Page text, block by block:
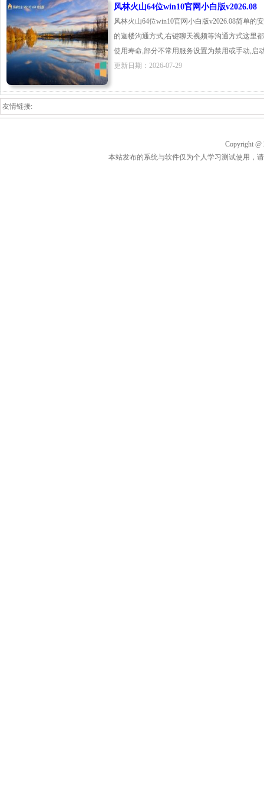
风林火山64位win10官网小白版v2026.08
风林火山64位win10官网小白版v2026.08简单的
的迦楼沟通方式,右键聊天视频等沟通方式这里
使用寿命,部分不常用服务设置为禁用或手动,启
更新日期：2026-07-29
友情链接:
Copyright
本站发布的系统与软件仅为个人学习测试使用，